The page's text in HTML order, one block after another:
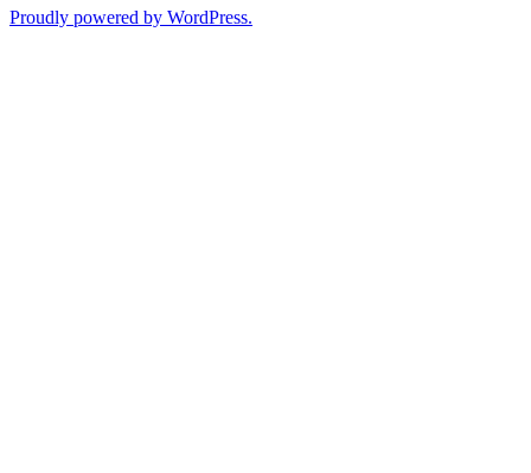
Proudly powered by WordPress.